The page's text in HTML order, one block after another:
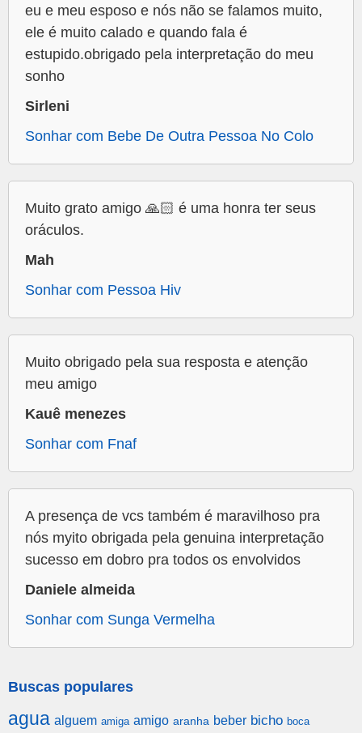
eu e meu esposo e nós não se falamos muito,
ele é muito calado e quando fala é
estupido.obrigado pela interpretação do meu
sonho
Sirleni
Sonhar com Bebe De Outra Pessoa No Colo
Muito grato amigo 🙏🏻 é uma honra ter seus
oráculos.
Mah
Sonhar com Pessoa Hiv
Muito obrigado pela sua resposta e atenção
meu amigo
Kauê menezes
Sonhar com Fnaf
A presença de vcs também é maravilhoso pra
nós myito obrigada pela genuina interpretação
sucesso em dobro pra todos os envolvidos
Daniele almeida
Sonhar com Sunga Vermelha
Buscas populares
agua alguem amiga amigo aranha beber bicho boca